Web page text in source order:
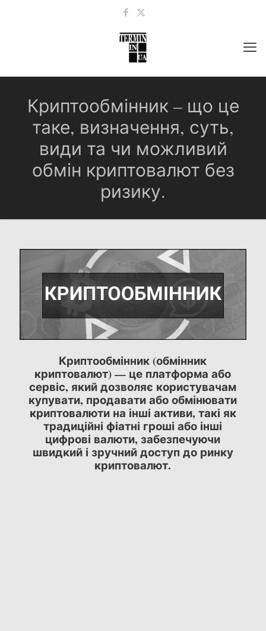
Криптообмінник – що це
таке, визначення, суть,
види та чи можливий
обмін криптовалют без
ризику.
Криптообмінник (обмінник
криптовалют) — це платформа або
сервіс, який дозволяє користувачам
купувати, продавати або обмінювати
криптовалюти на інші активи, такі як
традиційні фіатні гроші або інші
цифрові валюти, забезпечуючи
швидкий і зручний доступ до ринку
криптовалют.